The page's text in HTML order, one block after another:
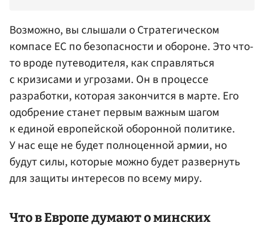
Возможно, вы слышали о Стратегическом
компасе ЕС по безопасности и обороне. Это что-
то вроде путеводителя, как справляться
с кризисами и угрозами. Он в процессе
разработки, которая закончится в марте. Его
одобрение станет первым важным шагом
к единой европейской оборонной политике.
У нас еще не будет полноценной армии, но
будут силы, которые можно будет развернуть
для защиты интересов по всему миру.
Что в Европе думают о минских